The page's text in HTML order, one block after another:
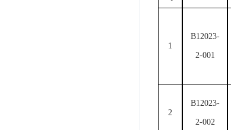
1
B12023-
2-001
2
B12023-
2-002